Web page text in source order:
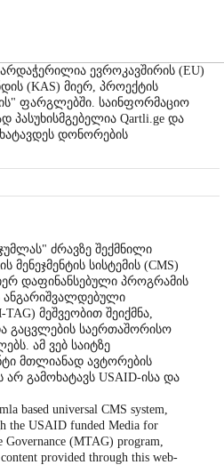
ევროკავშირის (EU)
(KAS) მიერ, პროექტის
ფარგლებში. საინფორმაციო
პასუხისმგებელია Qartli.ge და
დონორების
ძრავზე შექმნილი
მენეჯმენტის სისტემის (CMS)
დაფინანსებული პროგრამის
ანგარიშვალდებული
მეშვეობით შეიქმნა,
გაცვლების საერთაშორისო
ამ ვებ საიტზე
მთლიანად ავტორების
არ გამოხატავს USAID-ისა და
based universal CMS system,
the USAID funded Media for
Governance (MTAG) program,
provided through this web-